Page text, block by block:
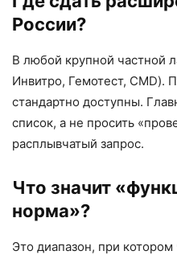
России?
В любой крупной частной
Инвитро, Гемотест, CMD).
стандартно доступны.
список, а не просить
расплывчатый запрос.
Что значит
норма»?
Это диапазон, при котором